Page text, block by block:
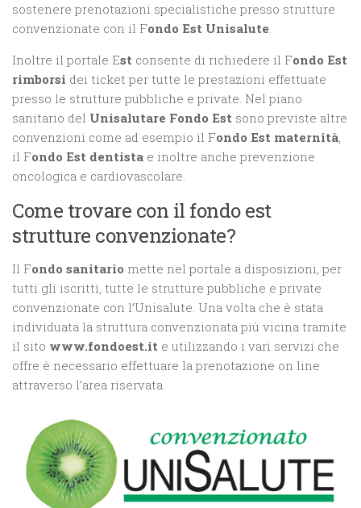
sostenere prenotazioni specialistiche presso strutture
convenzionate con il Fondo Est Unisalute.
Inoltre il portale Est consente di richiedere il Fondo Est
rimborsi dei ticket per tutte le prestazioni effettuate
presso le strutture pubbliche e private. Nel piano
sanitario del Unisalutare Fondo Est sono previste altre
convenzioni come ad esempio il Fondo Est maternità,
il Fondo Est dentista e inoltre anche prevenzione
oncologica e cardiovascolare.
Come trovare con il fondo est
strutture convenzionate?
Il Fondo sanitario mette nel portale a disposizioni, per
tutti gli iscritti, tutte le strutture pubbliche e private
convenzionate con l’Unisalute. Una volta che è stata
individuata la struttura convenzionata più vicina tramite
il sito www.fondoest.it e utilizzando i vari servizi che
offre è necessario effettuare la prenotazione on line
attraverso l’area riservata.